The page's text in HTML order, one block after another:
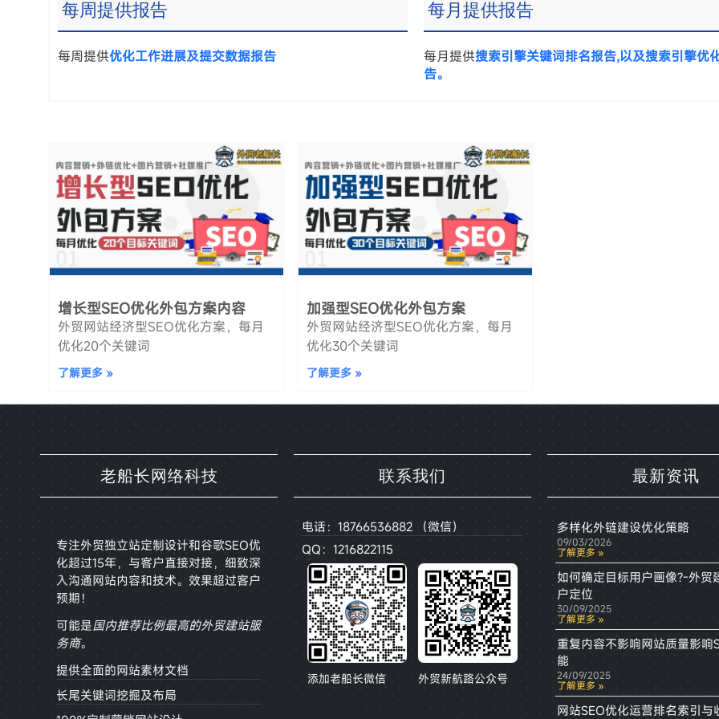
每周提供报告
每周提供优化工作进展及提交数据报告
每月提供报告
每月提供搜索引擎关键词排名报告,以及搜索引擎优
告。
增长型SEO优化外包方案内容
外贸网站经济型SEO优化方案，每月
优化20个关键词
了解更多 »
加强型SEO优化外包方案
外贸网站经济型SEO优化方案，每月
优化30个关键词
了解更多 »
老船长网络科技
专注外贸独立站定制设计和谷歌SEO优
化超过15年，与客户直接对接， 细致深
入沟通网站内容和技术。效果超过客户
预期！
可能是国内推荐比例最高的外贸建站服
务商。
提供全面的网站素材文档
长尾关键词挖掘及布局
联系我们
电话：18766536882 （微信）
QQ：1216822115
添加老船长微信 外贸新航路公众号
最新资讯
多样化外链建设优化策略
09/03/2026
了解更多 »
如何确定目标用户画像?-外贸
户定位
30/09/2025
了解更多 »
重复内容不影响网站质量影响
能
24/09/2025
了解更多 »
网站SEO优化运营排名索引与